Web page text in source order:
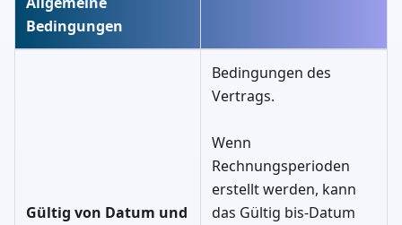
Bedingungen
Gültig von Datum und
Bedingungen des
Vertrags.
Wenn
Rechnungsperioden
erstellt werden, kann
das Gültig bis-Datum